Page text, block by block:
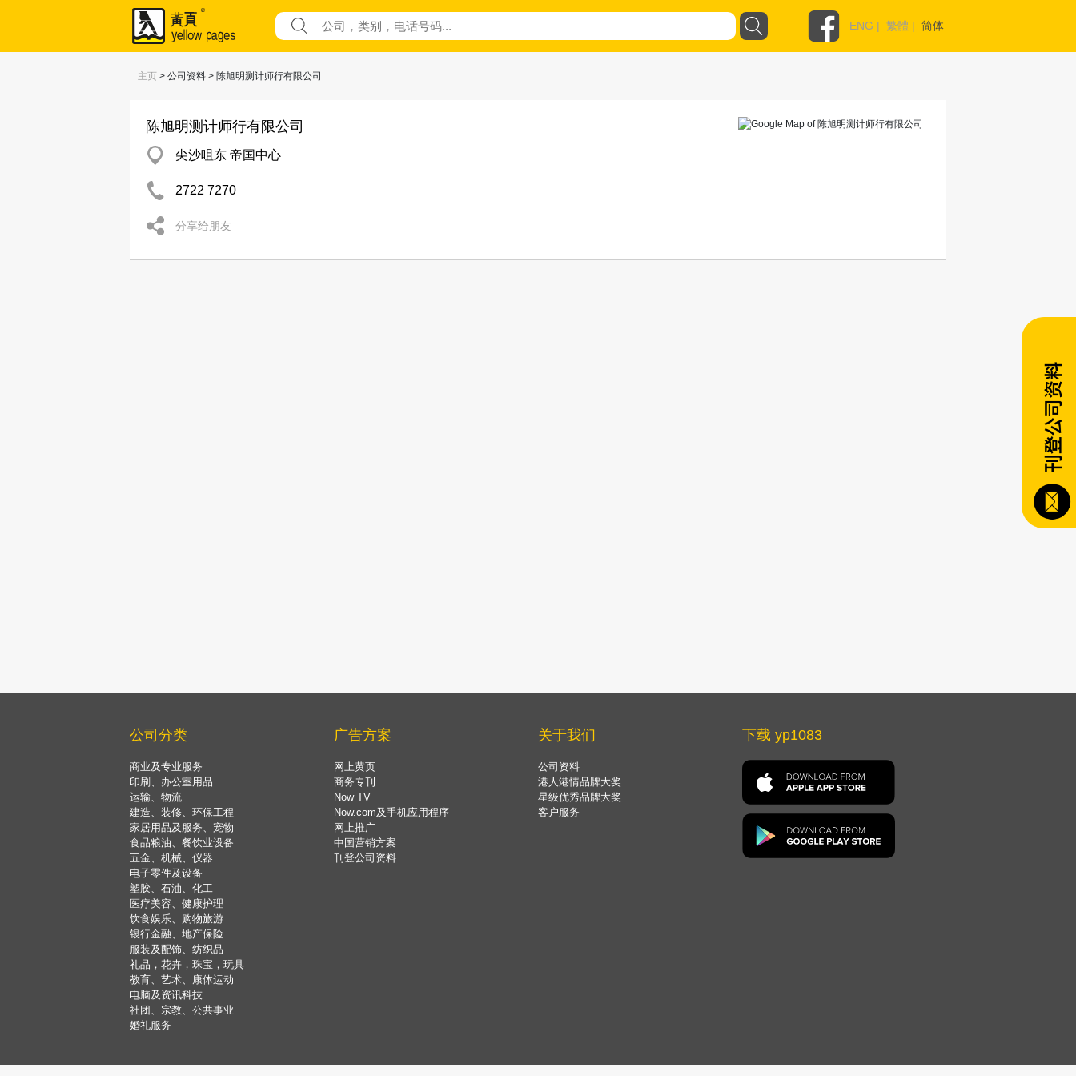
ENG | 繁體 | 简体
主页 > 公司资料 > 陈旭明测计师行有限公司
陈旭明测计师行有限公司
尖沙咀东 帝国中心
2722 7270
分享给朋友
公司分类
商业及专业服务
印刷、办公室用品
运输、物流
建造、装修、环保工程
家居用品及服务、宠物
食品粮油、餐饮业设备
五金、机械、仪器
电子零件及设备
塑胶、石油、化工
医疗美容、健康护理
饮食娱乐、购物旅游
银行金融、地产保险
服装及配饰、纺织品
礼品，花卉，珠宝，玩具
教育、艺术、康体运动
电脑及资讯科技
社团、宗教、公共事业
婚礼服务
广告方案
网上黄页
商务专刊
Now TV
Now.com及手机应用程序
网上推广
中国营销方案
刊登公司资料
关于我们
公司资料
港人港情品牌大奖
星级优秀品牌大奖
客户服务
下载 yp1083